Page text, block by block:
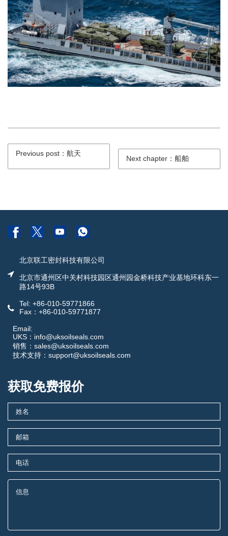
Previous post：航天
Next chapter：船舶
北京联工密封科技有限公司
北京市通州区中关村科技园区通州园金桥科技产业基地环科东一
路14号93B
Tel: +86-010-59771866
Fax：+86-010-59771877
Email:
UKS：info@uksoilseals.com
销售：sales@uksoilseals.com
技术支持：support@uksoilseals.com
获取免费报价